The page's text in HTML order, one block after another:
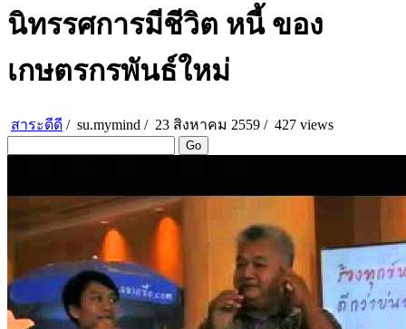
นิทรรศการมีชีวิต หนี้ ของ
เกษตรกรพันธ์ใหม่
สาระดีดี / su.mymind / 23 สิงหาคม 2559 / 427 views
Go